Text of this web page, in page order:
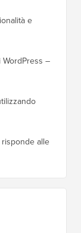
e
–
alle